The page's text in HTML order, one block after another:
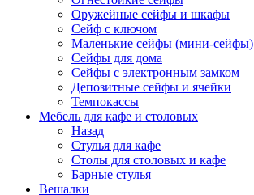
Оружейные сейфы и шкафы
Сейф с ключом
Маленькие сейфы (мини-сейфы)
Сейфы для дома
Сейфы с электронным замком
Депозитные сейфы и ячейки
Темпокассы
Мебель для кафе и столовых
Назад
Стулья для кафе
Столы для столовых и кафе
Барные стулья
Вешалки